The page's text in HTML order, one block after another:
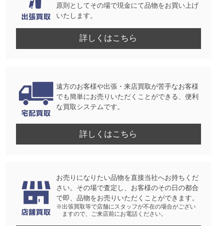
原則としてその場で現金にて品物をお買い上げ
いたします。
詳しくはこちら
遠方のお客様や出張・来店買取が苦手なお客様
でも簡単にお売りいただくことができる、便利
な買取システムです。
詳しくはこちら
お売りになりたい品物を直接当社へお持ちくだ
さい。その場で査定し、お客様のその日の都合
で即、品物をお売りいただくことができます。
※出張買取等で店舗にスタッフが不在の場合がござい
ますので、ご来店前にお電話ください。